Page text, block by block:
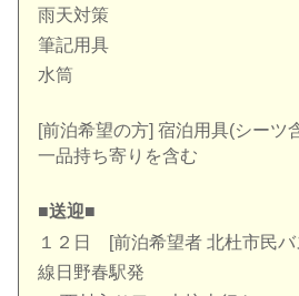
雨天対策
筆記用具
水筒
[前泊希望の方] 宿泊用具(シーツ
一品持ち寄りを含む
■送迎■
１２日 [前泊希望者 北杜市民
線日野春駅発